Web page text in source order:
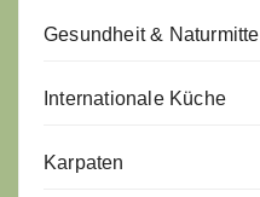
Gesundheit & Naturmittel
Internationale Küche
Karpaten